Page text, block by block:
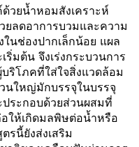
วยน้ำหอมสังเคราะห์
ลดอาการบวมและความ
ในช่องปากเล็กน้อย แผล
ริ่มต้น จึงเร่งกระบวนการ
ริโภคที่ใส่ใจสิ่งแวดล้อม
ใหญ่มักบรรจุในบรรจุ
ระกอบด้วยส่วนผสมที่
ให้เกิดมลพิษต่อน้ำหรือ
รนี้ยังส่งเสริม